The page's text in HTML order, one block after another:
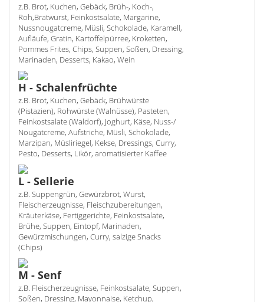
z.B. Brot, Kuchen, Gebäck, Brüh-, Koch-,
Roh,Bratwurst, Feinkostsalate, Margarine,
Nussnougatcreme, Müsli, Schokolade, Karamell,
Aufläufe, Gratin, Kartoffelpürree, Kroketten,
Pommes Frites, Chips, Suppen, Soßen, Dressing,
Marinaden, Desserts, Kakao, Wein
H - Schalenfrüchte
z.B. Brot, Kuchen, Gebäck, Brühwürste
(Pistazien), Rohwürste (Walnüsse), Pasteten,
Feinkostsalate (Waldorf), Joghurt, Käse, Nuss-/
Nougatcreme, Aufstriche, Müsli, Schokolade,
Marzipan, Müsliriegel, Kekse, Dressings, Curry,
Pesto, Desserts, Likör, aromatisierter Kaffee
L - Sellerie
z.B. Suppengrün, Gewürzbrot, Wurst,
Fleischerzeugnisse, Fleischzubereitungen,
Kräuterkäse, Fertiggerichte, Feinkostsalate,
Brühe, Suppen, Eintopf, Marinaden,
Gewürzmischungen, Curry, salzige Snacks
(Chips)
M - Senf
z.B. Fleischerzeugnisse, Feinkostsalate, Suppen,
Soßen, Dressing, Mayonnaise, Ketchup,